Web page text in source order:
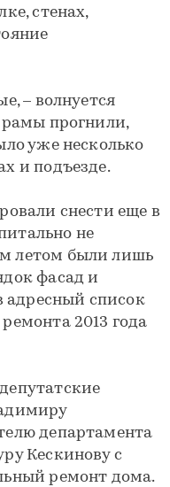
стенах,
– волнуется
рамы прогнили,
уже несколько
и подъезде.
снести еще в
не
летом были лишь
фасад и
адресный список
2013 года
департамента
Кескинову с
ремонт дома.